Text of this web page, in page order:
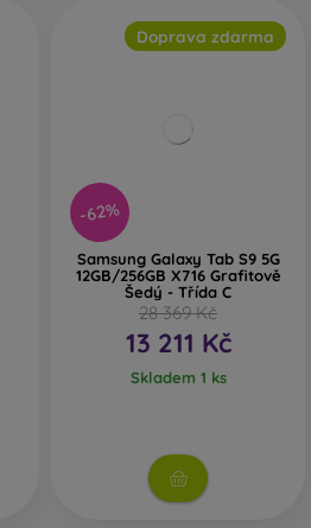
-62%
Doprava zdarma
Samsung Galaxy Tab S9 5G
12GB/256GB X716 Grafitově
Šedý - Třída C
28 369 Kč
13 211 Kč
Skladem 1 ks